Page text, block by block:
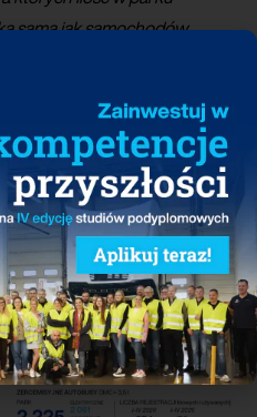
sama jak samochodów
że konsekwentnie rośnie
samochodów
z nich to punkty szybkiego
Jakub Faryś, Prezes